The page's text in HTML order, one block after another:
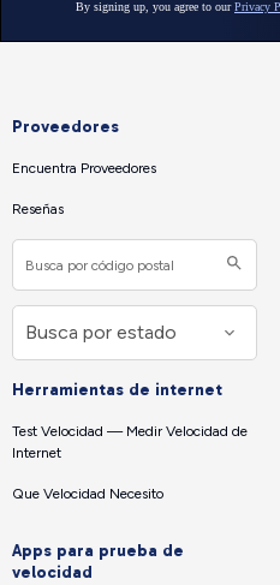
Proveedores
Encuentra Proveedores
Reseñas
Herramientas de internet
Test Velocidad — Medir Velocidad de
Internet
Que Velocidad Necesito
Apps para prueba de
velocidad